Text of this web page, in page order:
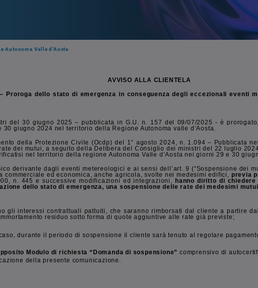
Valle d’Aosta
AVVISO ALLA CLIENTELA
Proroga dello stato di emergenza in conseguenza degli eccezionali eventi
del 30 giugno 2025 – pubblicata in G.U. n. 157 del 09/07/2025 - è
giugno 2024 nel territorio della Regione Autonoma valle d’Aosta.
della Protezione Civile (Ocdp) del 1° agosto 2024, n. 1.094 – Pubblicata
dei mutui, a seguito della Delibera del Consiglio dei ministri del 22 luglio
nel territorio della regione Autonoma Valle d’Aosta nei giorni 29 e 30
derivante dagli eventi metereologici e ai sensi dell’art. 9 (“Sospensione dei
ed economica, anche agricola, svolte nei medesimi edifici, previa
n. 445 e successive modificazioni ed integrazioni, hanno diritto di
dello stato di emergenza, una sospensione delle rate dei medesimi mutui
gli interessi contrattuali pattuiti, che saranno rimborsati dal cliente a partire
residuo sotto forma di quote aggiuntive alle rate già previste;
durante il periodo di sospensione il cliente sarà tenuto al regolare
Modulo di richiesta “Domanda di sospensione” comprensivo di
della presente comunicazione.